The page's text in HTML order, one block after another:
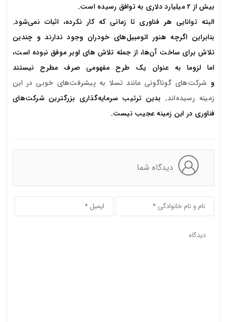
بیش از ۲ میلیارد دلاری به توافق رسیده است.
البته توانایی هر فناوری تا زمانی که کار نکرده، اثبات نمی‌شود.
بنابراین اگرچه هنور اتومبیل‌های خودران وجود ندارند و چندین
تلاش برای ساخت آن‌ها، از جمله تلاش های اوبر موفق نبوده است،
اما لزوما به عنوان یک طرح مفهومی صرف مطرح نیستند
و شرکت‌های گوناگونی مانند تسلا به پیشرفت‌های خوبی در این
زمینه رسیده‌اند. بدین ترتیب سرمایه‌گذاری بزرگترین شرکت‌های
فناوری در این زمینه عجیب نیست.
دیدگاه شما